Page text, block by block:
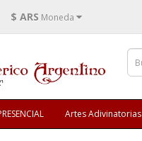
$ ARS Moneda
Artes Adivinatorias